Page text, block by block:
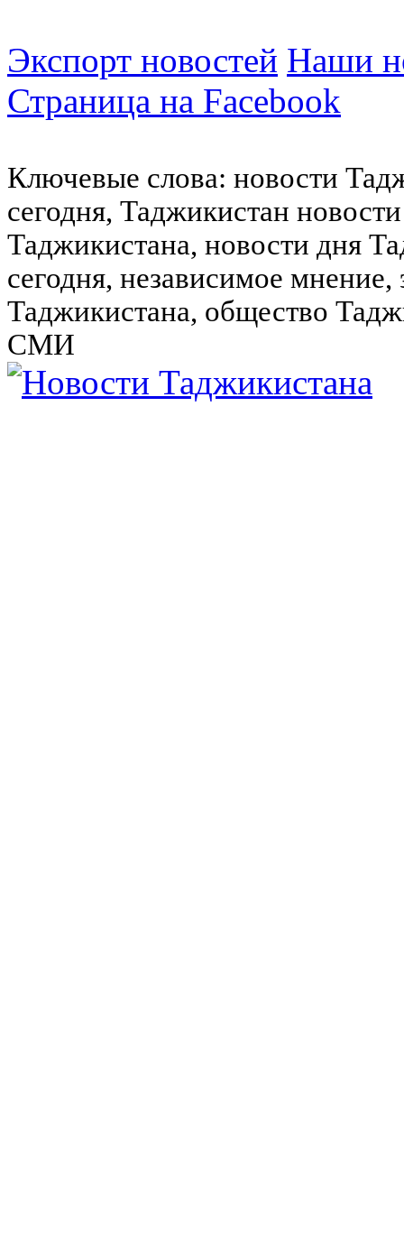
Экспорт новостей Наши
Страница на Facebook
Ключевые слова: новости
сегодня, Таджикистан
Таджикистана, новости дня
сегодня, независимое
Таджикистана, общество
СМИ